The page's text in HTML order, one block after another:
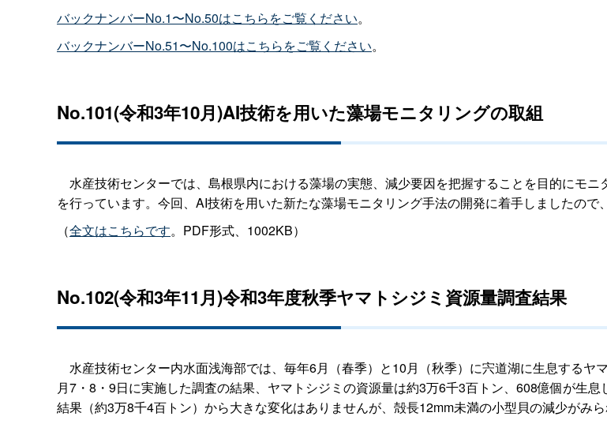
バックナンバーNo.1〜No.50はこちらをご覧ください。
バックナンバーNo.51〜No.100はこちらをご覧ください。
No.101(令和3年10月)AI技術を用いた藻場モニタリングの取組
水産技術センターでは、島根県内における藻場の実態、減少要因を把握することを目的にモニ
を行っています。今回、AI技術を用いた新たな藻場モニタリング手法の開発に着手しましたので
（全文はこちらです。PDF形式、1002KB）
No.102(令和3年11月)令和3年度秋季ヤマトシジミ資源量調査結果
水産技術センター内水面浅海部では、毎年6月（春季）と10月（秋季）に宍道湖に生息するヤ
月7・8・9日に実施した調査の結果、ヤマトシジミの資源量は約3万6千3百トン、608億個が生
結果（約3万8千4百トン）から大きな変化はありませんが、殻長12mm未満の小型貝の減少がみ